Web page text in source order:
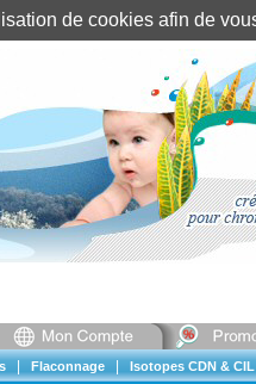
Flaconnage Isotopes CDN & CIL
de cookies afin de